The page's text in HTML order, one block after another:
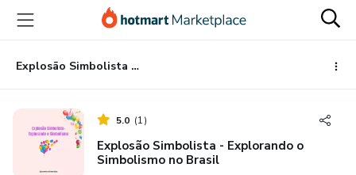
para
conteúdo
principal
para
pagamento
para
rodapé
Explosão Simbolista - Explorando o Simbolismo no Brasil
5.0 (1)
Explosão Simbolista - Explorando o
Simbolismo no Brasil